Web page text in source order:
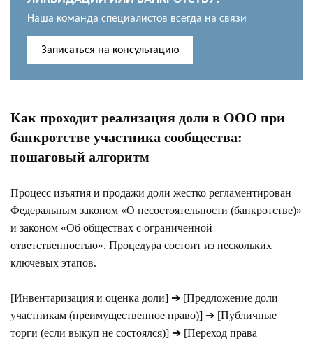
Наша команда специалистов всегда на связи
Записаться на консультацию
Как проходит реализация доли в ООО при
банкротстве участника сообщества:
пошаговый алгоритм
Процесс изъятия и продажи доли жестко регламентирован
Федеральным законом «О несостоятельности (банкротстве)»
и законом «Об обществах с ограниченной
ответственностью». Процедура состоит из нескольких
ключевых этапов.
[Инвентаризация и оценка доли] ➔ [Предложение доли
участникам (преимущественное право)] ➔ [Публичные
торги (если выкуп не состоялся)] ➔ [Переход права